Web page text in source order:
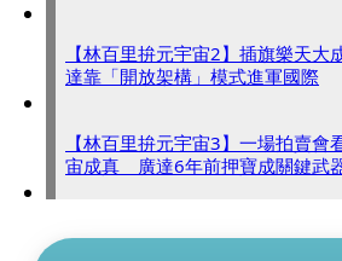
【林百里拚元宇宙2】插旗樂天
達靠「開放架構」模式進軍國際
【林百里拚元宇宙3】一場拍賣會
宙成真 廣達6年前押寶成關鍵武